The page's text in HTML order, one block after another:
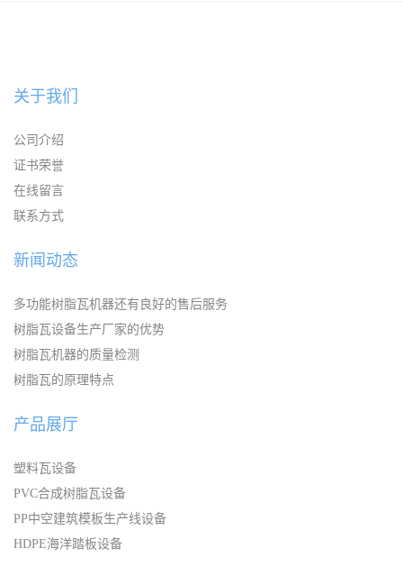
关于我们
公司介绍
证书荣誉
在线留言
联系方式
新闻动态
多功能树脂瓦机器还有良好的售后服务
树脂瓦设备生产厂家的优势
树脂瓦机器的质量检测
树脂瓦的原理特点
产品展厅
塑料瓦设备
PVC合成树脂瓦设备
PP中空建筑模板生产线设备
HDPE海洋踏板设备